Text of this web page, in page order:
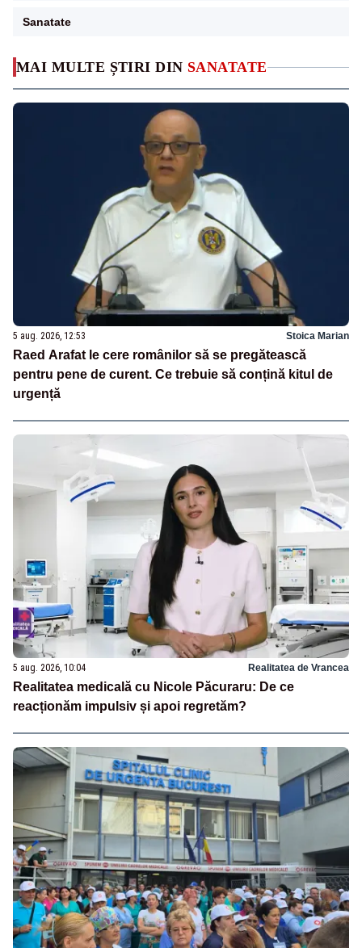
MAI MULTE ȘTIRI DIN SANATATE
5 aug. 2026, 12:53 Stoica Marian
Raed Arafat le cere românilor să se pregătească
pentru pene de curent. Ce trebuie să conțină kitul de
urgență
5 aug. 2026, 10:04 Realitatea de Vrancea
Realitatea medicală cu Nicole Păcuraru: De ce
reacționăm impulsiv și apoi regretăm?
Sanatate